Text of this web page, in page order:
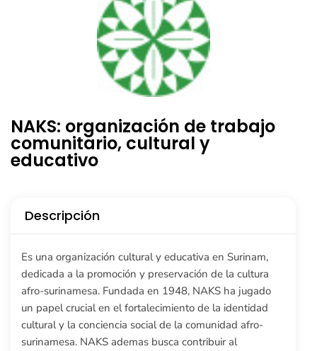
NAKS: organización de trabajo
comunitario, cultural y
educativo
Descripción
Es una organización cultural y educativa en Surinam,
dedicada a la promoción y preservación de la cultura
afro-surinamesa. Fundada en 1948, NAKS ha jugado
un papel crucial en el fortalecimiento de la identidad
cultural y la conciencia social de la comunidad afro-
surinamesa. NAKS ademas busca contribuir al